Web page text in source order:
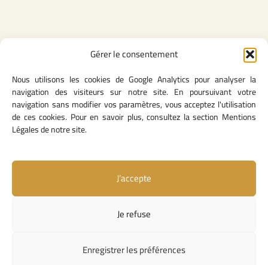
Gérer le consentement
Nous utilisons les cookies de Google Analytics pour analyser la
navigation des visiteurs sur notre site. En poursuivant votre
navigation sans modifier vos paramètres, vous acceptez l'utilisation
de ces cookies. Pour en savoir plus, consultez la section Mentions
Légales de notre site.
J’accepte
Je refuse
Enregistrer les préférences
Contenu légale
CGU
Mentions légales
Politique des cookies
Lien utiles
Contact
Missions & attributions
Textes Fondateurs